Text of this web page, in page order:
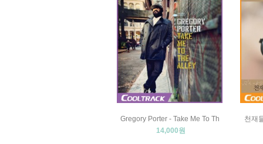
Gregory Porter - Take Me To Th
14,000원
천재